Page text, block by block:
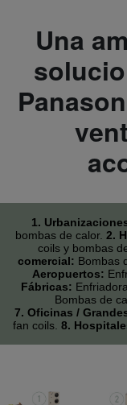
Una
1.
bombas de calor. 2.
coils y bombas
comercial: Bombas
Aeropuertos:
Fábricas:
Bombas de
7. Oficinas /
fan coils. 8.